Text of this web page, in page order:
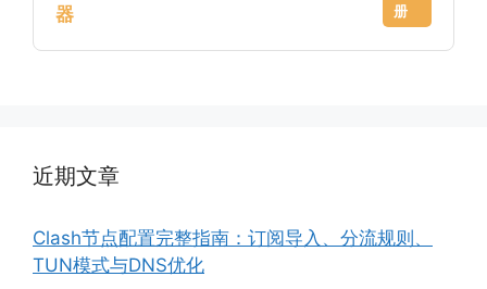
器
册
近期文章
Clash节点配置完整指南：订阅导入、分流规则、
TUN模式与DNS优化